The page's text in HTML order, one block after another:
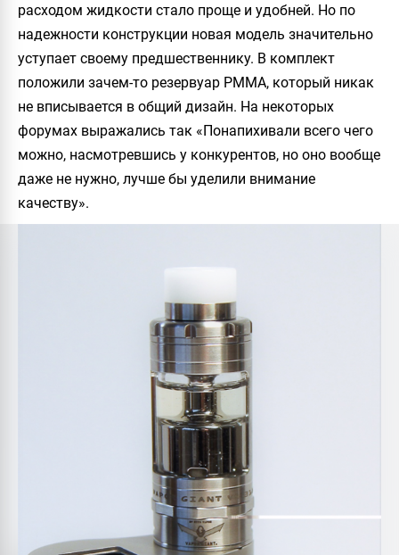
расходом жидкости стало проще и удобней. Но по
надежности конструкции новая модель значительно
уступает своему предшественнику. В комплект
положили зачем-то резервуар PMMA, который никак
не вписывается в общий дизайн. На некоторых
форумах выражались так «Понапихивали всего чего
можно, насмотревшись у конкурентов, но оно вообще
даже не нужно, лучше бы уделили внимание
качеству».